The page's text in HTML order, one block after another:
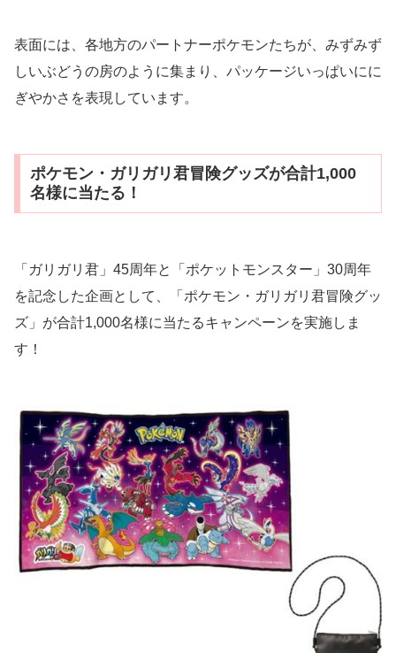
表面には、各地方のパートナーポケモンたちが、みずみず
しいぶどうの房のように集まり、パッケージいっぱいにに
ぎやかさを表現しています。
ポケモン・ガリガリ君冒険グッズが合計1,000
名様に当たる！
「ガリガリ君」45周年と「ポケットモンスター」30周年
を記念した企画として、「ポケモン・ガリガリ君冒険グッ
ズ」が合計1,000名様に当たるキャンペーンを実施しま
す！